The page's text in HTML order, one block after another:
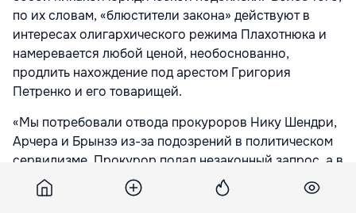
по их словам, «блюстители закона» действуют в
интересах олигархического режима Плахотнюка и
намеревается любой ценой, необоснованно,
продлить нахождение под арестом Григория
Петренко и его товарищей.
«Мы потребовали отвода прокуроров Нику Шендри,
Арчера и Брынзэ из-за подозрений в политическом
сервилизме. Прокурор подал незаконный запрос, а в
качестве улики представил поддельный скриншот со
страницы Петренко в Facebook, заявляя, что